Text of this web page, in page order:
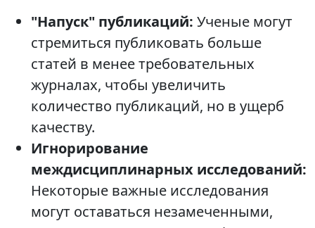
"Напуск" публикаций: Ученые могут
стремиться публиковать больше
статей в менее требовательных
журналах, чтобы увеличить
количество публикаций, но в ущерб
качеству.
Игнорирование
междисциплинарных исследований:
Некоторые важные исследования
могут оставаться незамеченными,